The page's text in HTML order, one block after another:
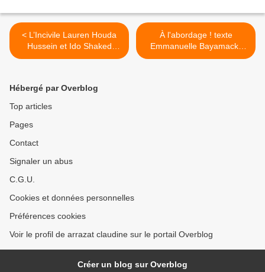
< L’Incivile Lauren Houda
Hussein et Ido Shaked
Théâtre Majâz
À l'abordage ! texte
Emmanuelle Bayamack-
Tam d’après Le Triomphe
Hébergé par Overblog
Top articles
Pages
Contact
Signaler un abus
C.G.U.
Cookies et données personnelles
Préférences cookies
Voir le profil de arrazat claudine sur le portail Overblog
Créer un blog sur Overblog